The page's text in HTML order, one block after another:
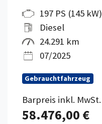
197 PS (145 kW)
Diesel
24.291 km
07/2025
Gebrauchtfahrzeug
Barpreis inkl. MwSt.
58.476,00 €